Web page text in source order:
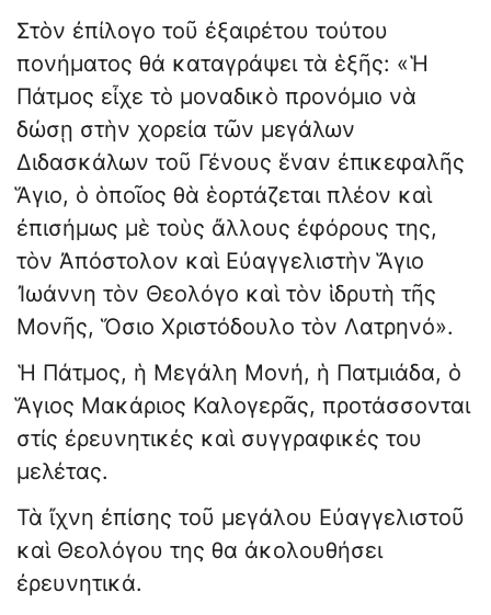
Στὸν ἐπίλογο τοῦ ἐξαιρέτου τούτου
πονήματος θά καταγράψει τὰ ἑξῆς: «Ἡ
Πάτμος εἶχε τὸ μοναδικὸ προνόμιο νὰ
δώσῃ στὴν χορεία τῶν μεγάλων
Διδασκάλων τοῦ Γένους ἕναν ἐπικεφαλῆς
Ἅγιο, ὁ ὁποῖος θὰ ἑορτάζεται πλέον καὶ
ἐπισήμως μὲ τοὺς ἄλλους ἐφόρους της,
τὸν Ἀπόστολον καὶ Εὐαγγελιστὴν Ἅγιο
Ἰωάννη τὸν Θεολόγο καὶ τὸν ἱδρυτὴ τῆς
Μονῆς, Ὅσιο Χριστόδουλο τὸν Λατρηνό».
Ἡ Πάτμος, ἡ Μεγάλη Μονή, ἡ Πατμιάδα, ὁ
Ἅγιος Μακάριος Καλογερᾶς, προτάσσονται
στίς ἐρευνητικές καὶ συγγραφικές του
μελέτας.
Τὰ ἴχνη ἐπίσης τοῦ μεγάλου Εὐαγγελιστοῦ
καὶ Θεολόγου της θα ἀκολουθήσει
ἐρευνητικά.